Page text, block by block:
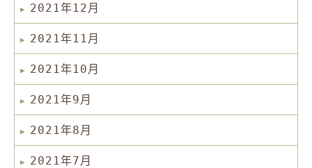
2021年12月
2021年11月
2021年10月
2021年9月
2021年8月
2021年7月